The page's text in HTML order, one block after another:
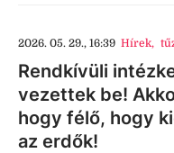
2026. 05. 29., 16:39 Hírek,
Rendkívüli
vezettek be!
hogy félő, hogy
az erdők!